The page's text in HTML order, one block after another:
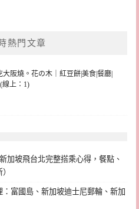
熱門文章
阪燒。花の木｜紅豆餅|美食|餐廳|
線上：1)
加坡飛台北完整搭乘心得，餐點、
富國島、新加坡迪士尼郵輪、新加